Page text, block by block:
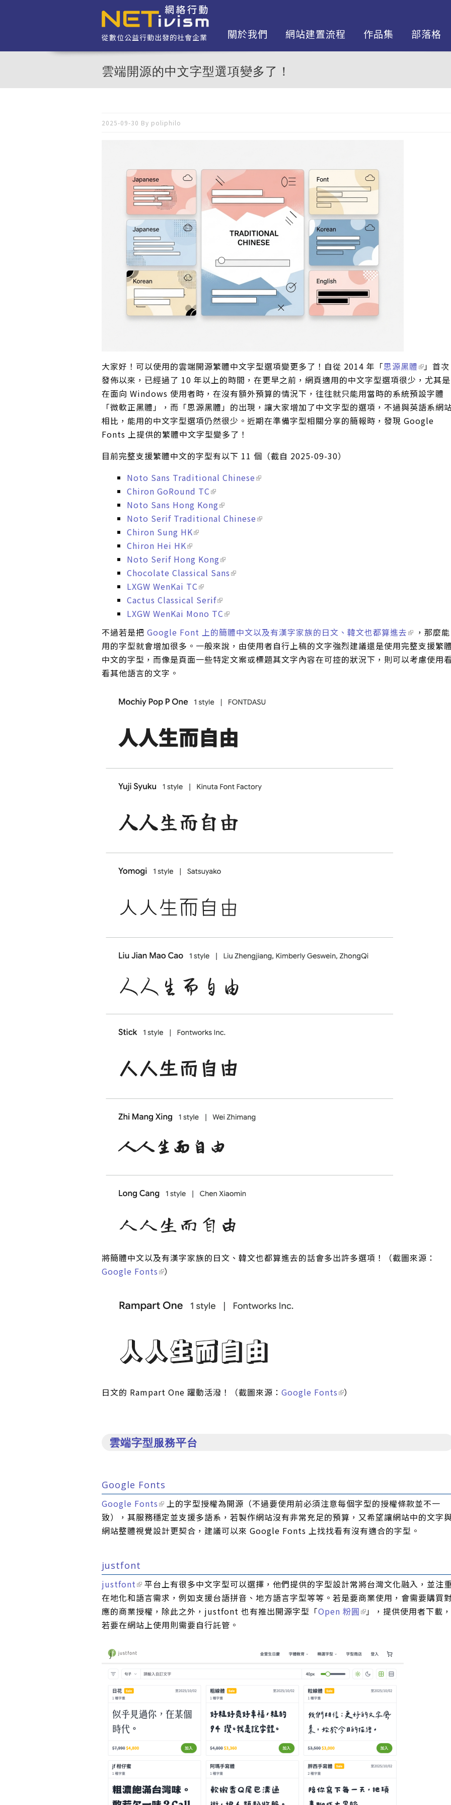
從數位公益行動出發的社會企業 關於我們 網站建置流程 作品集 部落格
雲端開源的中文字型選項變多了！
2025-09-30 By poliphilo
大家好！可以使用的雲端開源繁體中文字型選項變更多了！自從 2014 年「思源黑體
」首次
發佈以來，已經過了 10 年以上的時間，在更早之前，網頁適用的中文字型選項很少，尤其是
在面向 Windows 使用者時，在沒有額外預算的情況下，往往就只能用當時的系統預設字體
「微軟正黑體」，而「思源黑體」的出現，讓大家增加了中文字型的選項，不過與英語系網
相比，能用的中文字型選項仍然很少。近期在準備字型相關分享的簡報時，發現 Google
Fonts 上提供的繁體中文字型變多了！
目前完整支援繁體中文的字型有以下 11 個（截自 2025-09-30）
Noto Sans Traditional Chinese
Chiron GoRound TC
Noto Sans Hong Kong
Noto Serif Traditional Chinese
Chiron Sung HK
Chiron Hei HK
Noto Serif Hong Kong
Chocolate Classical Sans
LXGW WenKai TC
Cactus Classical Serif
LXGW WenKai Mono TC
不過若是把 Google Font 上的簡體中文以及有漢字家族的日文、韓文也都算進去
，那麼能
用的字型就會增加很多。一般來說，由使用者自行上稿的文字強烈建議還是使用完整支援繁
中文的字型，而像是頁面一些特定文案或標題其文字內容在可控的狀況下，則可以考慮使用
看其他語言的文字。
將簡體中文以及有漢字家族的日文、韓文也都算進去的話會多出許多選項！（截圖來源：
Google Fonts
）
日文的 Rampart One 躍動活潑！（截圖來源： Google Fonts ）
雲端字型服務平台
Google Fonts
Google Fonts
上的字型授權為開源（不過要使用前必須注意每個字型的授權條款並不一
致），其服務穩定並支援多語系，若製作網站沒有非常充足的預算，又希望讓網站中的文字
網站整體視覺設計更契合，建議可以來 Google Fonts 上找找看有沒有適合的字型。
justfont
justfont
平台上有很多中文字型可以選擇，他們提供的字型設計常將台灣文化融入，並注
在地化和語言需求，例如支援台語拼音、地方語言字型等等。若是要商業使用，會需要購買
應的商業授權，除此之外，justfont 也有推出開源字型「Open 粉圓
」，提供使用者下載，
若要在網站上使用則需要自行託管。